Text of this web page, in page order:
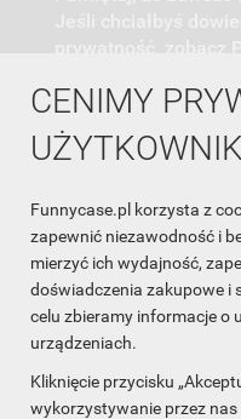
CENIMY
Funnycase.pl korzysta z
zapewnić niezawodność i
mierzyć ich wydajność,
doświadczenia zakupowe i
celu zbieramy informacje o
urządzeniach.
Kliknięcie przycisku
wykorzystywanie przez nas
INFORMACJA O SKLEPIE
INFORMACJE
OBSŁUGA KLIENTA
WSPÓŁPRACA